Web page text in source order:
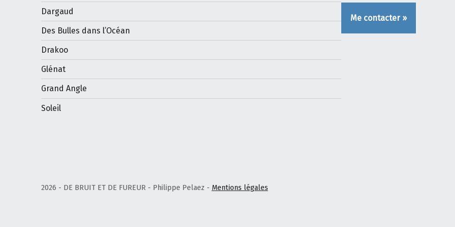
Dargaud
Des Bulles dans l’Océan
Drakoo
Glénat
Grand Angle
Soleil
Me contacter »
2026 - DE BRUIT ET DE FUREUR - Philippe Pelaez - Mentions légales